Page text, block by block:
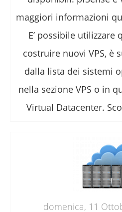
maggiori
E’ possibile
costruire nuovi VPS, è
dalla lista dei sistemi
nella sezione VPS o in
Virtual Datacenter.
domenica, 11